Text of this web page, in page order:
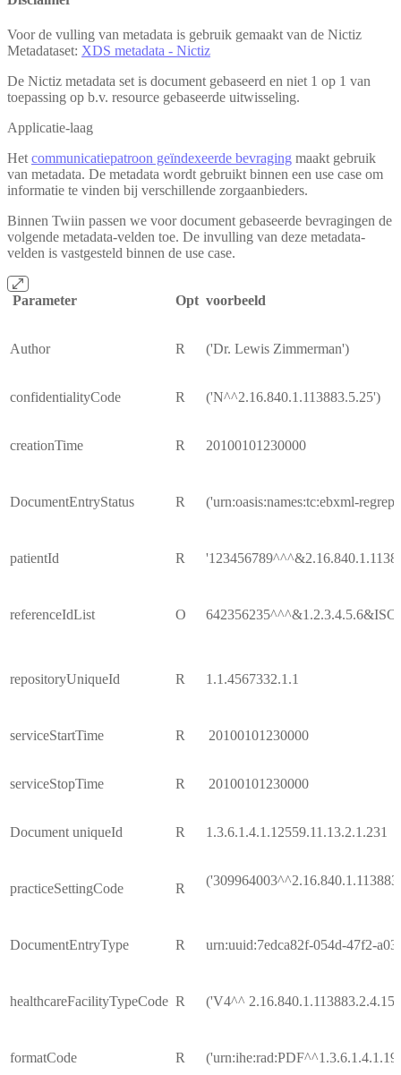
Voor de vulling van metadata is gebruik gemaakt van de Nictiz
Metadataset: XDS metadata - Nictiz
De Nictiz metadata set is document gebaseerd en niet 1 op 1 van
toepassing op b.v. resource gebaseerde uitwisseling.
Applicatie-laag
Het communicatiepatroon geïndexeerde bevraging maakt gebruik
van metadata. De metadata wordt gebruikt binnen een use case om
informatie te vinden bij verschillende zorgaanbieders.
Binnen Twiin passen we voor document gebaseerde bevragingen de
volgende metadata-velden toe. De invulling van deze metadata-
velden is vastgesteld binnen de use case.
Parameter Opt voorbeeld
Author R ('Dr. Lewis Zimmerman')
confidentialityCode R ('N^^2.16.840.1.113883.5.25')
creationTime R 20100101230000
DocumentEntryStatus R ('urn:oasis:names:tc:ebxml-
patientId R
referenceIdList O
repositoryUniqueId R 1.1.4567332.1.1
serviceStartTime R 20100101230000
serviceStopTime R 20100101230000
Document uniqueId R 1.3.6.1.4.1.12559.11.13.2.1.231
practiceSettingCode R
DocumentEntryType R urn:uuid:7edca82f-054d-47f2-
healthcareFacilityTypeCode R ('V4^^
formatCode R